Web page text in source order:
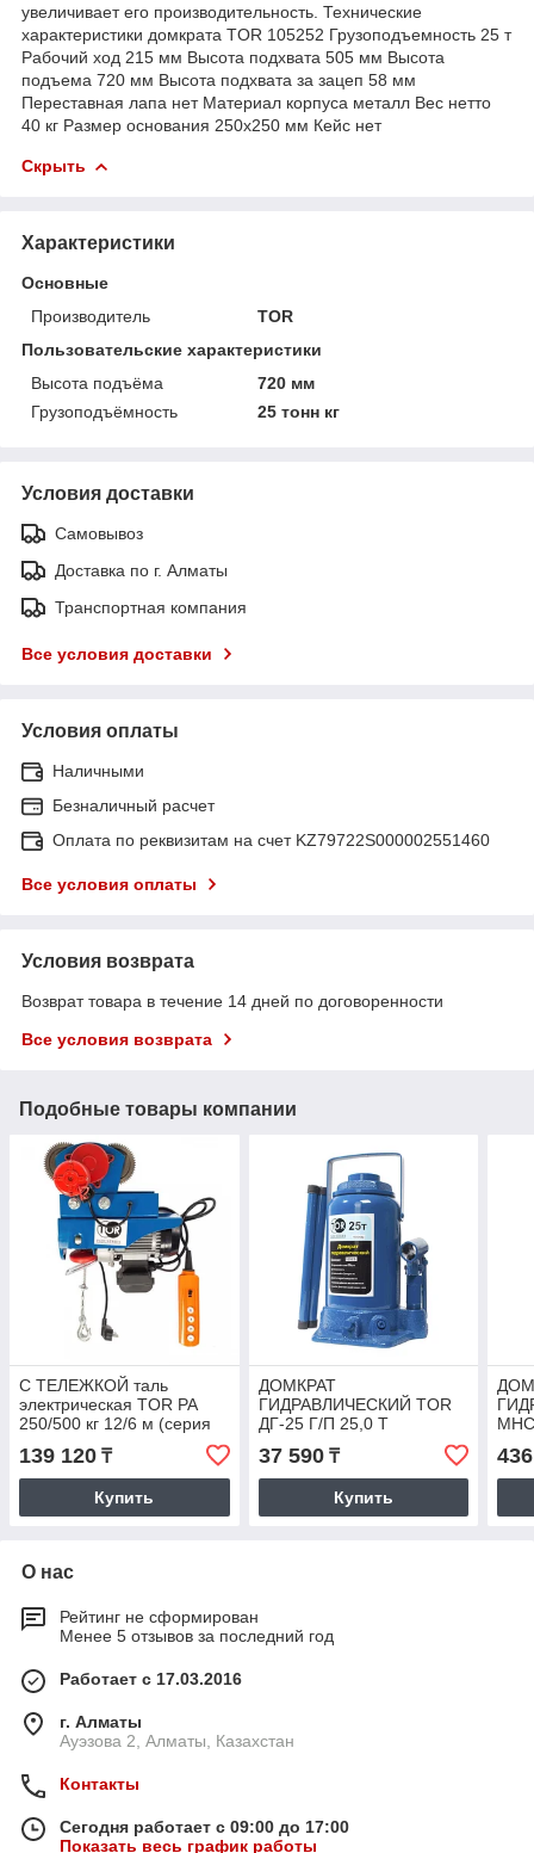
увеличивает его производительность. Технические
характеристики домкрата TOR 105252 Грузоподъемность 25 т
Рабочий ход 215 мм Высота подхвата 505 мм Высота
подъема 720 мм Высота подхвата за зацеп 58 мм
Переставная лапа нет Материал корпуса металл Вес нетто
40 кг Размер основания 250х250 мм Кейс нет
Скрыть
Характеристики
Основные
Производитель
TOR
Пользовательские характеристики
Высота подъёма
720 мм
Грузоподъёмность
25 тонн кг
Условия доставки
Самовывоз
Доставка по г. Алматы
Транспортная компания
Все условия доставки
Условия оплаты
Наличными
Безналичный расчет
Оплата по реквизитам на счет KZ79722S000002551460
Все условия оплаты
Условия возврата
Возврат товара в течение 14 дней по договоренности
Все условия возврата
Подобные товары компании
С ТЕЛЕЖКОЙ таль
электрическая TOR PA
250/500 кг 12/6 м (серия
139 120 ₸
Купить
ДОМКРАТ
ГИДРАВЛИЧЕСКИЙ TOR
ДГ-25 Г/П 25,0 Т
37 590₸
Купить
О нас
Рейтинг не сформирован
Менее 5 отзывов за последний год
Работает с 17.03.2016
г. Алматы
Ауэзова 2, Алматы, Казахстан
Контакты
Сегодня работает с 09:00 до 17:00
Показать весь график работы